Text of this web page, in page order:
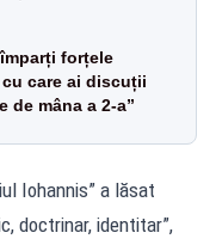
forțele
care ai discuții
de mâna a 2-a”
Iohannis” a lăsat
doctrinar, identitar”,